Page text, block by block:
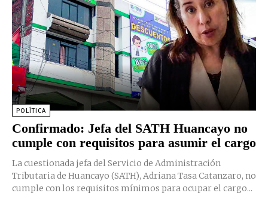
POLÍTICA
Confirmado: Jefa del SATH Huancayo no
cumple con requisitos para asumir el cargo
La cuestionada jefa del Servicio de Administración
Tributaria de Huancayo (SATH), Adriana Tasa Catanzaro, no
cumple con los requisitos mínimos para ocupar el cargo...